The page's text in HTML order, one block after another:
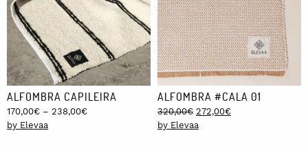
ALFOMBRA CAPILEIRA
170,00€ – 238,00€Price
by Elevaa
ALFOMBRA #CALA 01
320,00€ Original
price
272,00€Current
by Elevaa